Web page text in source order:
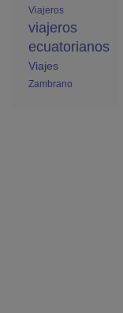
Viajeros
viajeros
ecuatorianos
Viajes
Zambrano